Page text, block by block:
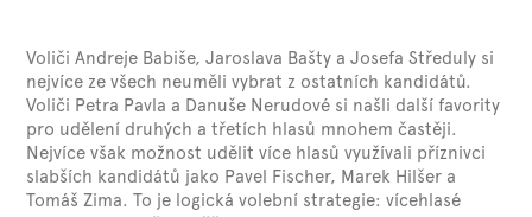
Voliči Andreje Babiše, Jaroslava Bašty a Josefa Středuly si
nejvíce ze všech neuměli vybrat z ostatních kandidátů.
Voliči Petra Pavla a Danuše Nerudové si našli další favority
pro udělení druhých a třetích hlasů mnohem častěji.
Nejvíce však možnost udělit více hlasů využívali příznivci
slabších kandidátů jako Pavel Fischer, Marek Hilšer a
Tomáš Zima. To je logická volební strategie: vícehlasé